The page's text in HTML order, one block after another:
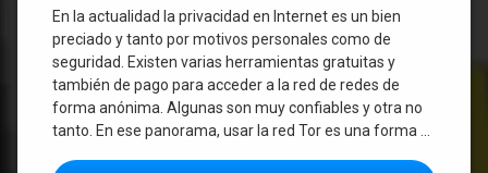
En la actualidad la privacidad en Internet es un bien
preciado y tanto por motivos personales como de
seguridad. Existen varias herramientas gratuitas y
también de pago para acceder a la red de redes de
forma anónima. Algunas son muy confiables y otra no
tanto. En ese panorama, usar la red Tor es una forma …